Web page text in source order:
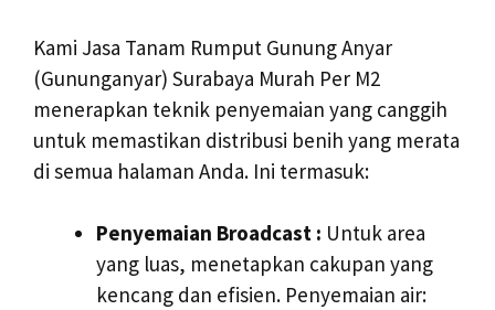
Kami Jasa Tanam Rumput Gunung Anyar
(Gununganyar) Surabaya Murah Per M2
menerapkan teknik penyemaian yang canggih
untuk memastikan distribusi benih yang merata
di semua halaman Anda. Ini termasuk:
Penyemaian Broadcast : Untuk area
yang luas, menetapkan cakupan yang
kencang dan efisien. Penyemaian air: